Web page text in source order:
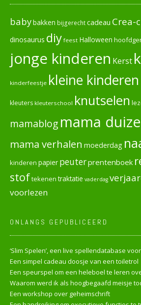
babybakken bijgerechtcadeau Crea-
dinosaurus diy feest Halloween
jonge kinderen Kerst
kinderfeestje kleine kinderen
kleuters kleuterschool knutselen
mamablog mama
mama verhalen moederdag
kinderen papier peuterprentenboek
stoftekenen traktatie vaderdag
voorlezen
ONLANGS GEPUBLICEERD
‘Slim Spelen’, een live spellendatabase
Een simpel cadeau doosje van een toiletrol
Een speurspel om een heleboel te leren
Waarom werd ik als hoogbegaafd meisje
Een workshop over geheimschrift